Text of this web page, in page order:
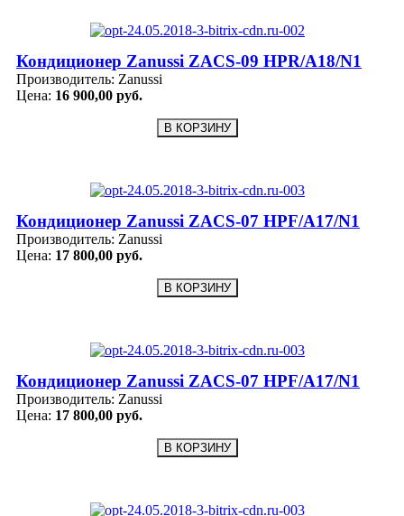
Кондиционер Zanussi ZACS-09 HPR/A18/N1
Производитель: Zanussi
Цена: 16 900,00 руб.
Кондиционер Zanussi ZACS-07 HPF/A17/N1
Производитель: Zanussi
Цена: 17 800,00 руб.
Кондиционер Zanussi ZACS-07 HPF/A17/N1
Производитель: Zanussi
Цена: 17 800,00 руб.